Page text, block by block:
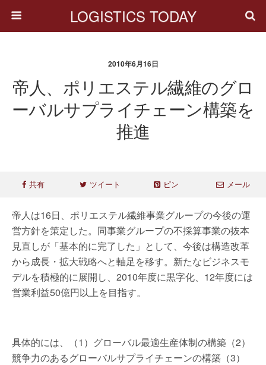
LOGISTICS TODAY
2010年6月16日
帝人、ポリエステル繊維のグロ
ーバルサプライチェーン構築を
推進
共有 ツイート ピン メール
帝人は16日、ポリエステル繊維事業グループの今後の運
営方針を策定した。同事業グループの不採算事業の抜本
見直しが「基本的に完了した」として、今後は構造改革
から成長・拡大戦略へと軸足を移す。新たなビジネスモ
デルを積極的に展開し、2010年度に黒字化、12年度には
営業利益50億円以上を目指す。
具体的には、（1）グローバル最適生産体制の構築（2）
競争力のあるグローバルサプライチェーンの構築（3）